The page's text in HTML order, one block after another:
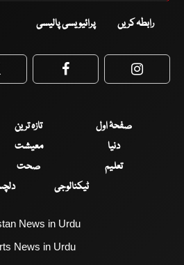
رابطہ کریں پرائیویسی پالیسی
Facebook
صفحۂ اول تازہ ترین
دنیا
معیشت
تعلیم
صحت
ٹیکنالوجی
News in Urdu
News in Urdu